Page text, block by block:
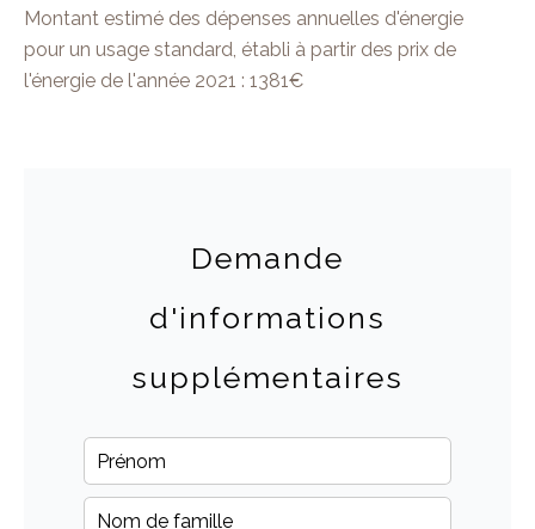
Montant estimé des dépenses annuelles d'énergie
pour un usage standard, établi à partir des prix de
l'énergie de l'année 2021 : 1381€
Demande
d'informations
supplémentaires